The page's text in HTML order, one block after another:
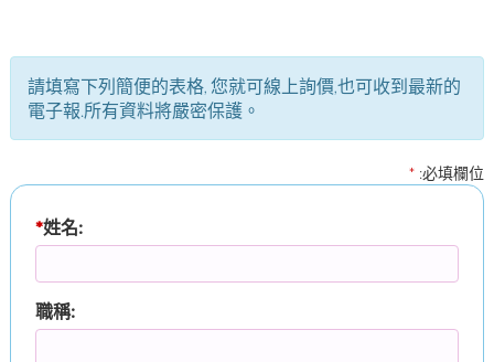
請填寫下列簡便的表格, 您就可線上詢價,也可收到最新的
電子報.所有資料將嚴密保護。
* :必填欄位
*姓名:
職稱: